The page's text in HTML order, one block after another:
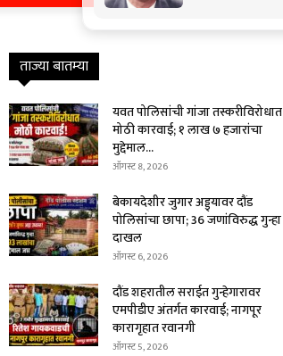
ताज्या बातम्या
यवत पोलिसांची गांजा तस्करीविरोधात
मोठी कारवाई; १ लाख ७ हजारांचा
मुद्देमाल...
ऑगस्ट 8, 2026
बेकायदेशीर जुगार अड्ड्यावर दौंड
पोलिसांचा छापा; 36 जणांविरुद्ध गुन्हा
दाखल
ऑगस्ट 6, 2026
दौंड शहरातील सराईत गुन्हेगारावर
एमपीडीए अंतर्गत कारवाई; नागपूर
कारागृहात रवानगी
ऑगस्ट 5, 2026